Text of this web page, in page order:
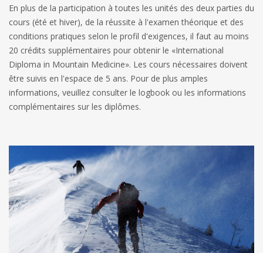
En plus de la participation à toutes les unités des deux parties du
cours (été et hiver), de la réussite à l'examen théorique et des
conditions pratiques selon le profil d'exigences, il faut au moins
20 crédits supplémentaires pour obtenir le «International
Diploma in Mountain Medicine». Les cours nécessaires doivent
être suivis en l'espace de 5 ans. Pour de plus amples
informations, veuillez consulter le logbook ou les informations
complémentaires sur les diplômes.